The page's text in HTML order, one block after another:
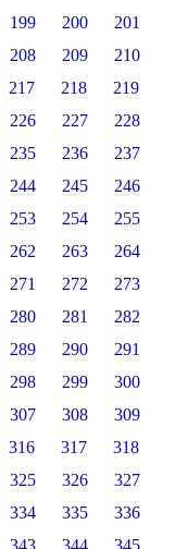
199 200
201
208 209
210
217 218
219
226 227
228
235 236
237
244 245
246
253 254
255
262 263
264
271 272
273
280 281
282
289 290
291
298 299
300
307 308
309
316 317
318
325 326
327
334 335
336
343 344
345